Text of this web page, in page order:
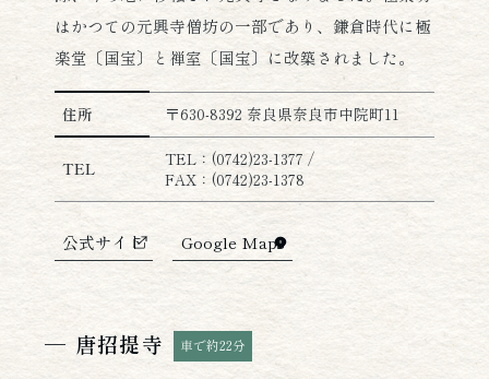
はかつての元興寺僧坊の一部であり、鎌倉時代に極
楽堂〔国宝〕と禅室〔国宝〕に改築されました。
元興寺の詳細情報
住所 〒630-8392 奈良県奈良市中院町11
TEL
TEL：(0742)23-1377 /
FAX：(0742)23-1378
公式サイト Google Maps
唐招提寺 車で約22分